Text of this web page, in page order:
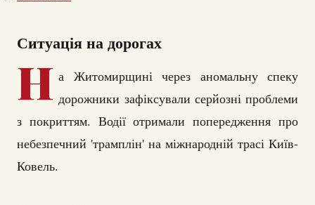
Ситуація на дорогах
Н а Житомирщині через аномальну спеку
дорожники зафіксували серйозні проблеми
з покриттям. Водії отримали попередження про
небезпечний 'трамплін' на міжнародній трасі Київ-
Ковель.